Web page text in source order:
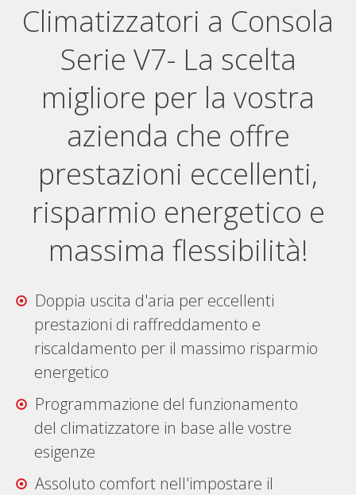
Climatizzatori a Consola
Serie V7- La scelta
migliore per la vostra
azienda che offre
prestazioni eccellenti,
risparmio energetico e
massima flessibilità!
Doppia uscita d'aria per eccellenti
prestazioni di raffreddamento e
riscaldamento per il massimo risparmio
energetico
Programmazione del funzionamento
del climatizzatore in base alle vostre
esigenze
Assoluto comfort nell'impostare il